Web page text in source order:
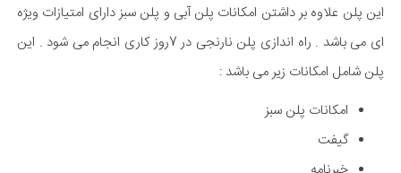
این پلن علاوه بر داشتن امکانات پلن آبی و پلن سبز دارای امتیازات ویژه
ای می باشد . راه اندازی پلن ​نارنجی در ​7روز کاری انجام می شود . این
پلن شامل امکانات زیر می باشد :
امکانات پلن سبز
گیفت